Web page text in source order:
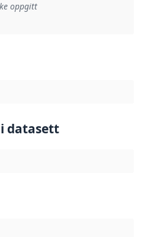
til en implementasjonsregel
oppgitt
datasett